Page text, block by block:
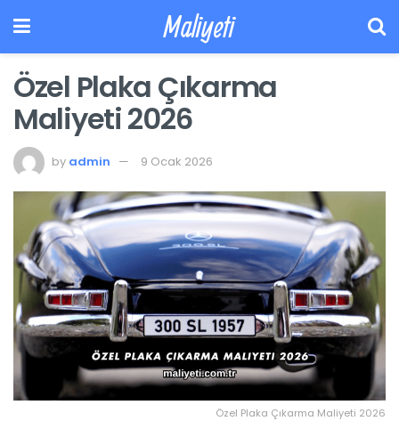
Maliyeti
Özel Plaka Çıkarma
Maliyeti 2026
by admin 9 Ocak 2026
Özel Plaka Çıkarma Maliyeti 2026